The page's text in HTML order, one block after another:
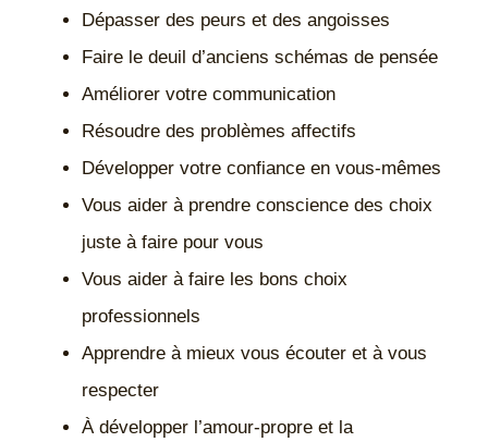
Dépasser des peurs et des angoisses
Faire le deuil d’anciens schémas de pensée
Améliorer votre communication
Résoudre des problèmes affectifs
Développer votre confiance en vous-mêmes
Vous aider à prendre conscience des choix
juste à faire pour vous
Vous aider à faire les bons choix
professionnels
Apprendre à mieux vous écouter et à vous
respecter
À développer l’amour-propre et la